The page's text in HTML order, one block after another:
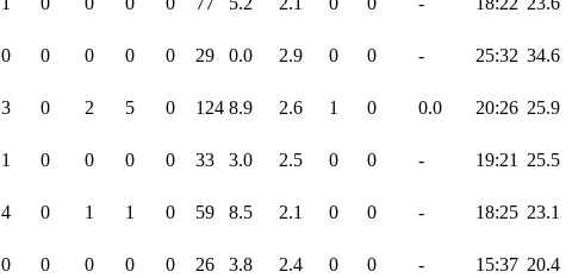
0 0 0 0 0 29 0.0 2.9 0 0 - 25:32 34.6
3 0 2 5 0 124 8.9 2.6 1 0 0.0 20:26 25.9
1 0 0 0 0 33 3.0 2.5 0 0 - 19:21 25.5
4 0 1 1 0 59 8.5 2.1 0 0 - 18:25 23.1
0 0 0 0 0 26 3.8 2.4 0 0 - 15:37 20.4